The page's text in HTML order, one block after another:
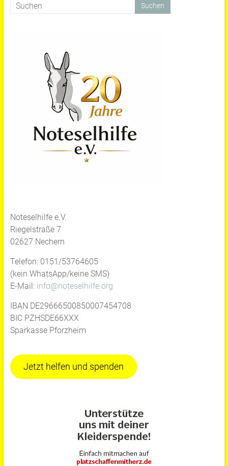
Noteselhilfe e.V.
Riegelstraße 7
02627 Nechern
Telefon: 0151/53764605
(kein WhatsApp/keine SMS)
E-Mail: info@noteselhilfe.org
IBAN DE29666500850007454708
BIC PZHSDE66XXX
Sparkasse Pforzheim
Jetzt helfen und spenden